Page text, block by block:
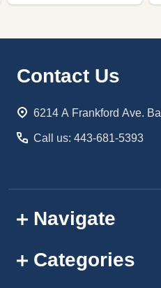
Footer
Contact Us
6214 A Frankford Ave.
Call us: 443-681-5393
Navigate
Categories